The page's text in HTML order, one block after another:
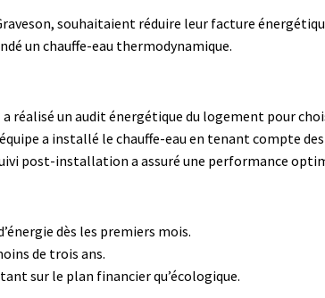
souhaitaient réduire leur facture
un chauffe-eau thermodynamique.
a réalisé un audit énergétique du logement pour
a installé le chauffe-eau en tenant compte
post-installation a assuré une performance
dès les premiers mois.
de trois ans.
sur le plan financier qu’écologique.